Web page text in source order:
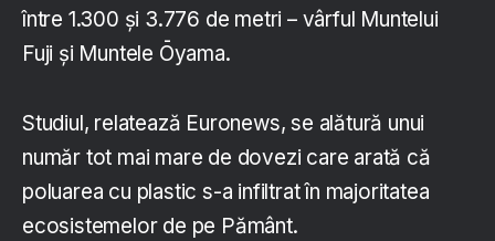
între 1.300 și 3.776 de metri – vârful Muntelui
Fuji și Muntele Ōyama.
Studiul, relatează Euronews, se alătură unui
număr tot mai mare de dovezi care arată că
poluarea cu plastic s-a infiltrat în majoritatea
ecosistemelor de pe Pământ.